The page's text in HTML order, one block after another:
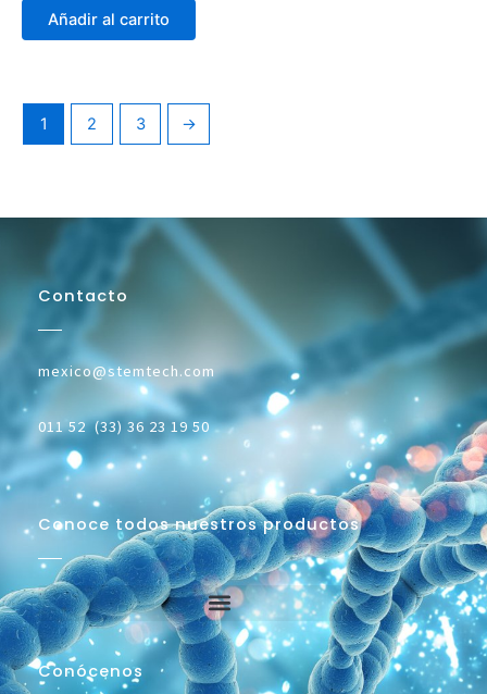
Añadir al carrito
1 2 3 →
Contacto
mexico@stemtech.com
011 52 (33) 36 23 19 50
Conoce todos nuestros productos
Conócenos